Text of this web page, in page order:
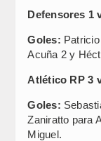
Defensores 1
Goles:
Acuña 2 y
Atlético RP 3
Goles:
Zaniratto para
Miguel.